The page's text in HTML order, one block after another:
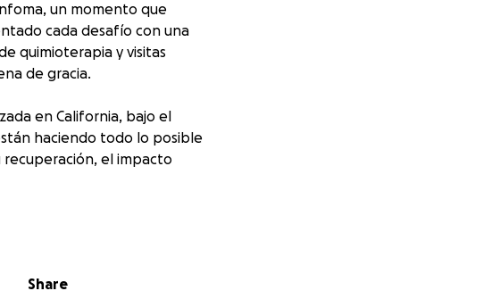
un momento que
cada desafío con una
quimioterapia y visitas
de gracia.
en California, bajo el
haciendo todo lo posible
recuperación, el impacto
médicos, las estadías en
Share